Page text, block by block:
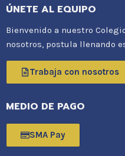
ÚNETE AL EQUIPO
Bienvenido a nuestro
nosotros, postula llenando
Trabaja con nosotros
MEDIO DE PAGO
SMA Pay